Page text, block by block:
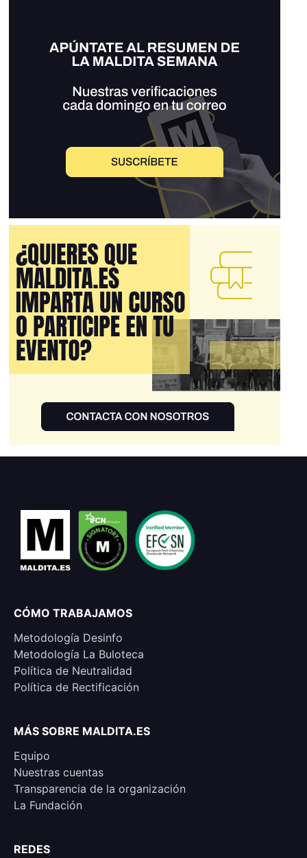
CÓMO TRABAJAMOS
Metodología Desinfo
Metodología La Buloteca
Política de Neutralidad
Política de Rectificación
MÁS SOBRE MALDITA.ES
Equipo
Nuestras cuentas
Transparencia de la organización
La Fundación
REDES